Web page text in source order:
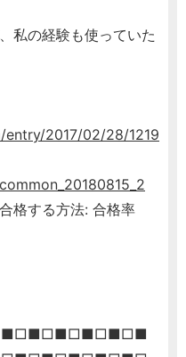
私の経験も使っていた
2017/02/28/1219
格する方法: 合格率